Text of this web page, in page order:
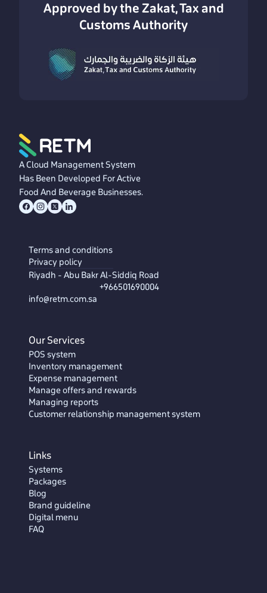
Approved by the Zakat, Tax and
Customs Authority
A Cloud Management System
Has Been Developed For Active
Food And Beverage Businesses.
Links
Systems
Packages
Blog
Brand guideline
Digital menu
FAQ
Our Services
POS system
Inventory management
Expense management
Manage offers and rewards
Managing reports
Customer relationship management system
Terms and conditions
Privacy policy
Riyadh - Abu Bakr Al-Siddiq Road
+966501690004
info@retm.com.sa